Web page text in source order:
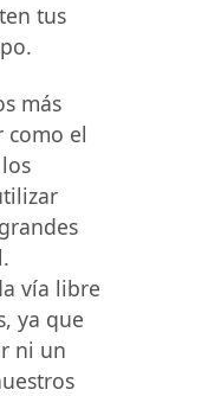
tus
más
como el
vía libre
ya que
ni un